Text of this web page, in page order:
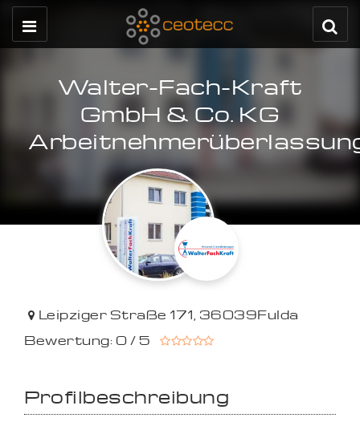
Walter-Fach-Kraft
GmbH & Co. KG
Leipziger Straße 171, 36039Fulda
Bewertung: 0 / 5
Profilbeschreibung